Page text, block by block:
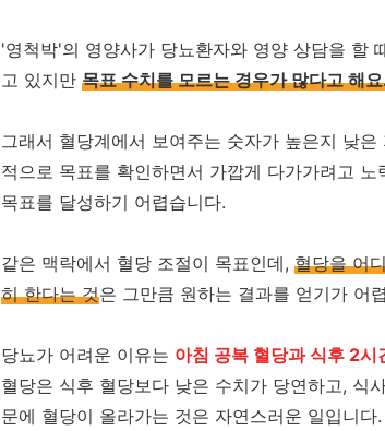
'영척박'의 영양사가 당뇨환자와 영양 상담을 할
고 있지만 목표 수치를 모르는 경우가 많다고 해
그래서 혈당계에서 보여주는 숫자가 높은지 낮
적으로 목표를 확인하면서 가깝게 다가가려고
목표를 달성하기 어렵습니다.
같은 맥락에서 혈당 조절이 목표인데, 혈당을 어
히 한다는 것은 그만큼 원하는 결과를 얻기가 어
당뇨가 어려운 이유는 아침 공복 혈당과 식후 2시
혈당은 식후 혈당보다 낮은 수치가 당연하고, 식
문에 혈당이 올라가는 것은 자연스러운 일입니다.